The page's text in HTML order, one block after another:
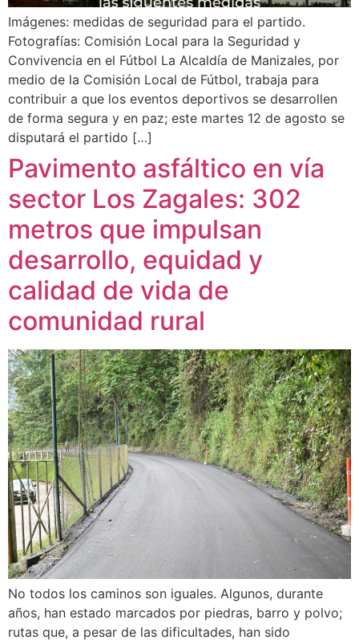
Imágenes: medidas de seguridad para el partido.
Fotografías: Comisión Local para la Seguridad y
Convivencia en el Fútbol La Alcaldía de Manizales, por
medio de la Comisión Local de Fútbol, trabaja para
contribuir a que los eventos deportivos se desarrollen
de forma segura y en paz; este martes 12 de agosto se
disputará el partido […]
Pavimento asfáltico en vía
sector Los Zagales: 302
metros que impulsan
desarrollo, equidad y
calidad de vida de
comunidad rural
No todos los caminos son iguales. Algunos, durante
años, han estado marcados por piedras, barro y polvo;
rutas que, a pesar de las dificultades, han sido